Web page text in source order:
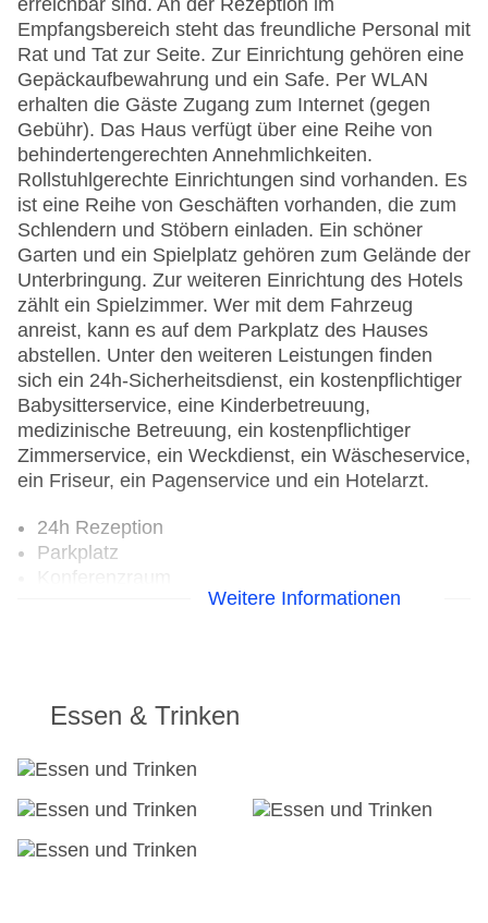
erreichbar sind. An der Rezeption im
Empfangsbereich steht das freundliche Personal mit
Rat und Tat zur Seite. Zur Einrichtung gehören eine
Gepäckaufbewahrung und ein Safe. Per WLAN
erhalten die Gäste Zugang zum Internet (gegen
Gebühr). Das Haus verfügt über eine Reihe von
behindertengerechten Annehmlichkeiten.
Rollstuhlgerechte Einrichtungen sind vorhanden. Es
ist eine Reihe von Geschäften vorhanden, die zum
Schlendern und Stöbern einladen. Ein schöner
Garten und ein Spielplatz gehören zum Gelände der
Unterbringung. Zur weiteren Einrichtung des Hotels
zählt ein Spielzimmer. Wer mit dem Fahrzeug
anreist, kann es auf dem Parkplatz des Hauses
abstellen. Unter den weiteren Leistungen finden
sich ein 24h-Sicherheitsdienst, ein kostenpflichtiger
Babysitterservice, eine Kinderbetreuung,
medizinische Betreuung, ein kostenpflichtiger
Zimmerservice, ein Weckdienst, ein Wäscheservice,
ein Friseur, ein Pagenservice und ein Hotelarzt.
24h Rezeption
Parkplatz
Konferenzraum
Letzte umfassende Renovierung: 2018
Lift
Anzahl der Aufzüge: 1
Zimmerservice: gegen Gebühr
Gesamtanzahl der Zimmer: 456
Weitere Informationen
Essen & Trinken